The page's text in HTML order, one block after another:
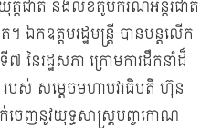
ត្តជាតិ និងលិខិតូបករណ៍អន្តរជាតិ
ឯកឧត្តមរដ្ឋមន្ដ្រី បានបន្ដលើក
នៃរដ្ឋសភា ក្រោមការដឹកនាំដ៏
បស់ សម្តេចមហាបវរធិបតី ហ៊ុន
ក់ចេញនូវយុទ្ធសាស្ត្របញ្ចកោណ